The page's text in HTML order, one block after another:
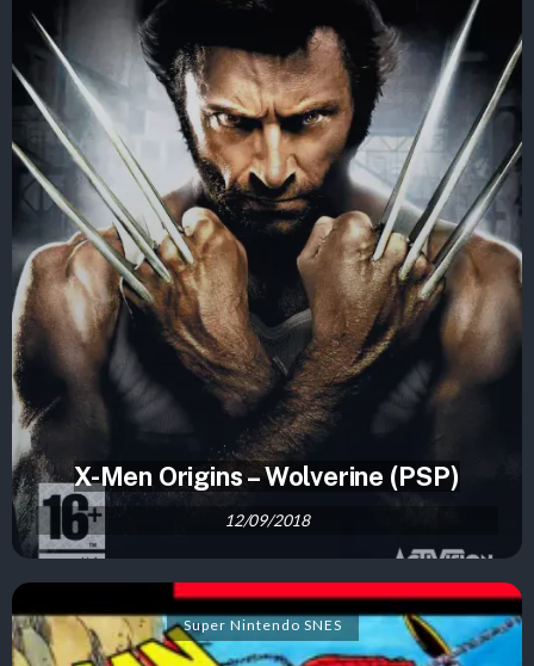
X-Men Origins – Wolverine (PSP)
12/09/2018
Super Nintendo SNES